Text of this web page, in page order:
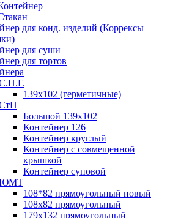
для конд. изделий (Коррексы
для суши
для тортов
139х102 (герметичные)
Большой 139х102
Контейнер 126
Контейнер круглый
Контейнер с совмещенной
крышкой
Контейнер суповой
108*82 прямоугольный новый
108х82 прямоугольный
179х132 прямоугольный